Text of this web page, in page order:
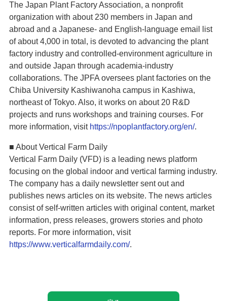
The Japan Plant Factory Association, a nonprofit
organization with about 230 members in Japan and
abroad and a Japanese- and English-language email list
of about 4,000 in total, is devoted to advancing the plant
factory industry and controlled-environment agriculture in
and outside Japan through academia-industry
collaborations. The JPFA oversees plant factories on the
Chiba University Kashiwanoha campus in Kashiwa,
northeast of Tokyo. Also, it works on about 20 R&D
projects and runs workshops and training courses. For
more information, visit https://npoplantfactory.org/en/.
■ About Vertical Farm Daily
Vertical Farm Daily (VFD) is a leading news platform
focusing on the global indoor and vertical farming industry.
The company has a daily newsletter sent out and
publishes news articles on its website. The news articles
consist of self-written articles with original content, market
information, press releases, growers stories and photo
reports. For more information, visit
https://www.verticalfarmdaily.com/.